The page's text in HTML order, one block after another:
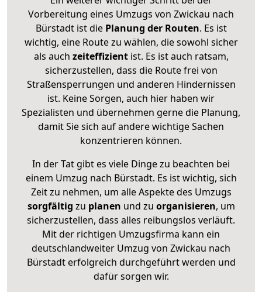
Vorbereitung eines Umzugs von Zwickau nach
Bürstadt ist diePlanung der Routen. Es ist
wichtig, eine Route zu wählen, die sowohl sicher
als auch zeiteffizientist. Es ist auch ratsam,
sicherzustellen, dass die Route frei von
Straßensperrungen und anderen Hindernissen
ist. Keine Sorgen, auch hier haben wir
Spezialisten und übernehmen gerne die Planung,
damit Sie sich auf andere wichtige Sachen
konzentrieren können.
In der Tat gibt es viele Dinge zu beachten bei
einem Umzug nach Bürstadt. Es ist wichtig, sich
Zeit zu nehmen, um alle Aspekte des Umzugs
sorgfältig zu planen und zu organisieren, um
sicherzustellen, dass alles reibungslos verläuft.
Mit der richtigen Umzugsfirma kann ein
deutschlandweiter Umzug von Zwickau nach
Bürstadt erfolgreich durchgeführt werden und
dafür sorgen wir.